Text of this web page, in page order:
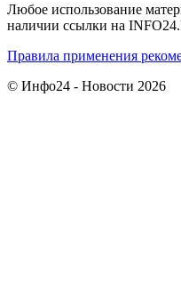
Любое использование
наличии ссылки на
Правила применения
© Инфо24 - Новости 2026